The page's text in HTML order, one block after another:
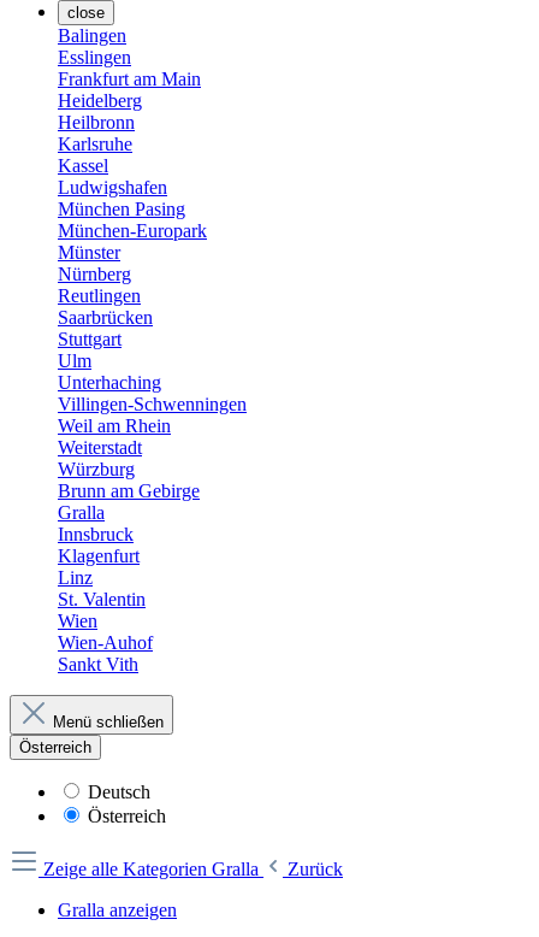
close
Balingen
Esslingen
Frankfurt am Main
Heidelberg
Heilbronn
Karlsruhe
Kassel
Ludwigshafen
München Pasing
München-Europark
Münster
Nürnberg
Reutlingen
Saarbrücken
Stuttgart
Ulm
Unterhaching
Villingen-Schwenningen
Weil am Rhein
Weiterstadt
Würzburg
Brunn am Gebirge
Gralla
Innsbruck
Klagenfurt
Linz
St. Valentin
Wien
Wien-Auhof
Sankt Vith
Menü schließen
Österreich
Deutsch
Österreich
Zeige alle Kategorien Gralla
Zurück
Gralla anzeigen